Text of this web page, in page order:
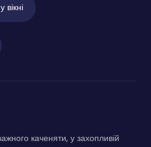
вікні
каченяти, у захопливій